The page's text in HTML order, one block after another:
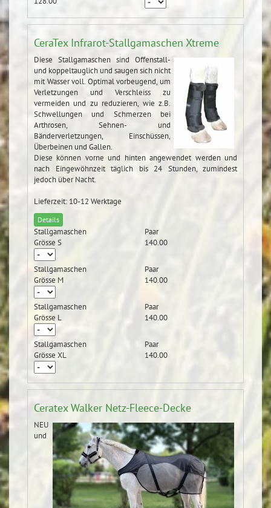
CeraTex Infrarot-Stallgamaschen Xtreme
Diese Stallgamaschen sind Offenstall-
und koppeltauglich und saugen sich nicht
mit Wasser voll. Optimal vorbeugend, um
Verletzungen und Verschleiss zu
vermeiden und zu reduzieren, wie z.B.
Schwellungen und Schmerzen bei
Arthrosen, Sehnen- und
Bänderverletzungen, Einschüssen,
Überbeinen und Gallen.
Diese können vorne und hinten angewendet werden und
nach Eingewöhnzeit täglich bis 24 Stunden, zumindest
jedoch über Nacht.
Lieferzeit: 10-12 Werktage
Details
Stallgamaschen
Paar
Grösse S
140.00
Stallgamaschen
Paar
Grösse M
140.00
Stallgamaschen
Paar
Grösse L
140.00
Stallgamaschen
Paar
Grösse XL
140.00
Ceratex Walker Netz-Fleece-Decke
NEU
und